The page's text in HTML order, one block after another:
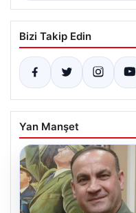
Bizi Takip Edin
Yan Manşet